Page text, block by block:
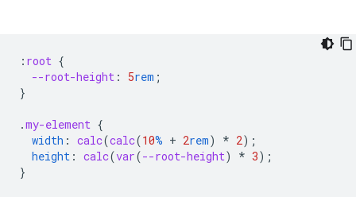
: root {
--root-height : 5rem ;
}
.my-element {
width : calc(calc(10% + 2rem) * 2);
height : calc(var(--root-height) * 3);
}